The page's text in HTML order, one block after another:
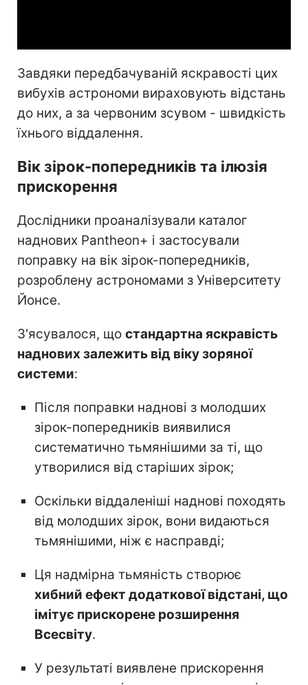
Завдяки передбачуваній яскравості цих
вибухів астрономи вираховують відстань
до них, а за червоним зсувом - швидкість
їхнього віддалення.
Вік зірок-попередників та ілюзія
прискорення
Дослідники проаналізували каталог
наднових Pantheon+ і застосували
поправку на вік зірок-попередників,
розроблену астрономами з Університету
Йонсе.
З'ясувалося, що стандартна яскравість
наднових залежить від віку зоряної
системи:
Після поправки наднові з молодших
зірок-попередників виявилися
систематично тьмянішими за ті, що
утворилися від старіших зірок;
Оскільки віддаленіші наднові походять
від молодших зірок, вони видаються
тьмянішими, ніж є насправді;
Ця надмірна тьмяність створює
хибний ефект додаткової відстані, що
імітує прискорене розширення
Всесвіту.
У результаті виявлене прискорення